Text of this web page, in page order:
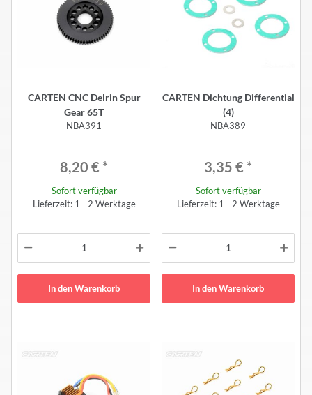
CARTEN CNC Delrin Spur
Gear 65T
NBA391
8,20 € *
Sofort verfügbar
Lieferzeit: 1 - 2 Werktage
In den Warenkorb
CARTEN Dichtung Differential
(4)
NBA389
3,35 € *
Sofort verfügbar
Lieferzeit: 1 - 2 Werktage
In den Warenkorb